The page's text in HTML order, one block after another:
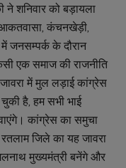
ने शनिवार को बड़ायला
आकतवासा, कंचनखेड़ी,
जनसम्पर्क के दौरान
एक समाज की राजनीति
जावरा में मुल लड़ाई कांग्रेस
है, हम सभी भाई
कांग्रेस का समुचा
जिले का यह जावरा
मुख्यमंत्री बनेंगे और